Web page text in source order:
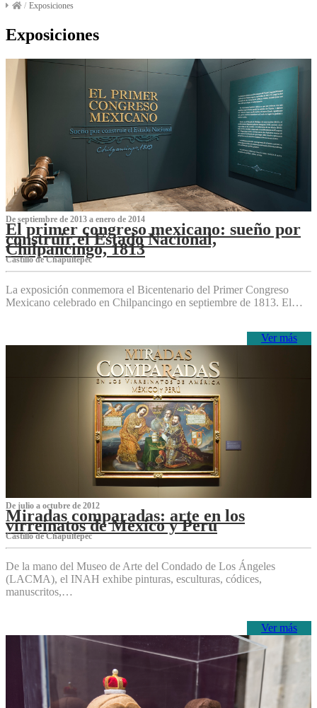
/ Exposiciones
Exposiciones
De septiembre de 2013 a enero de 2014
El primer congreso mexicano: sueño por
construir el Estado Nacional,
Chilpancingo, 1813
Castillo de Chapultepec
La exposición conmemora el Bicentenario del Primer Congreso
Mexicano celebrado en Chilpancingo en septiembre de 1813. El…
Ver más
De julio a octubre de 2012
Miradas comparadas: arte en los
virreinatos de México y Perú
Castillo de Chapultepec
De la mano del Museo de Arte del Condado de Los Ángeles
(LACMA), el INAH exhibe pinturas, esculturas, códices,
manuscritos,…
Ver más